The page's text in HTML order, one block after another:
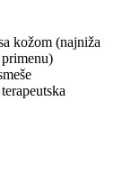
kožom (najniža